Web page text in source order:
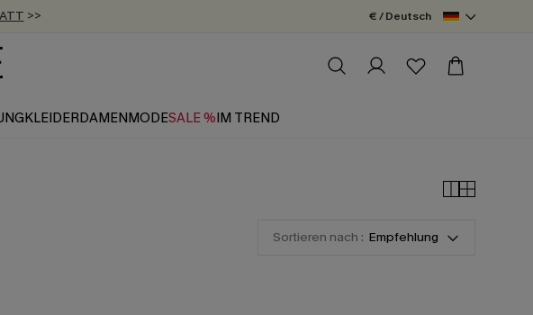
>>
€
€ / Deutsch
KLEIDERDAMENMODESALE %IM TREND
Sortieren nach : Empfehlung